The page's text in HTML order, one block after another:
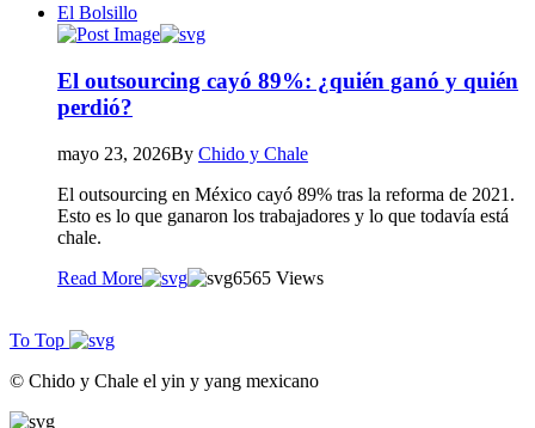
El Bolsillo
El outsourcing cayó 89%: ¿quién ganó y quién
perdió?
mayo 23, 2026By Chido y Chale
El outsourcing en México cayó 89% tras la reforma de 2021.
Esto es lo que ganaron los trabajadores y lo que todavía está
chale.
Read More
6565 Views
To Top
© Chido y Chale el yin y yang mexicano